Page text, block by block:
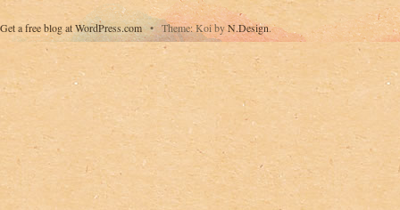
Get a free blog at WordPress.com • Theme: Koi byN.Design.